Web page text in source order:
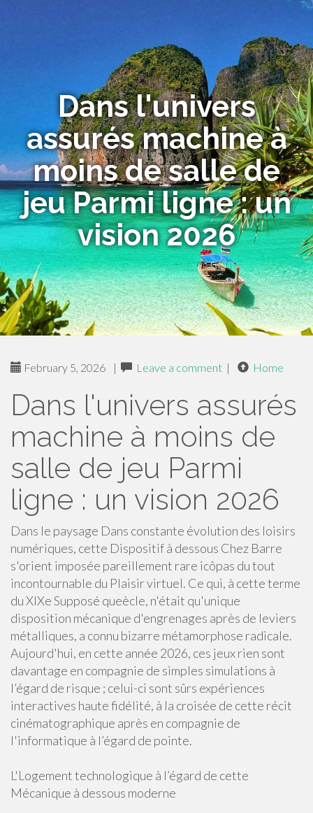
Dans l'univers
assurés machine à
moins de salle de
jeu Parmi ligne : un
vision 2026
February 5, 2026 | Leave a comment | Home
Dans l'univers assurés
machine à moins de
salle de jeu Parmi
ligne : un vision 2026
Dans le paysage Dans constante évolution des loisirs
numériques, cette Dispositif à dessous Chez Barre
s'orient imposée pareillement rare icôpas du tout
incontournable du Plaisir virtuel. Ce qui, à cette terme
du XIXe Supposé queècle, n'était qu'unique
disposition mécanique d'engrenages après de leviers
métalliques, a connu bizarre métamorphose radicale.
Aujourd'hui, en cette année 2026, ces jeux rien sont
davantage en compagnie de simples simulations à
l’égard de risque ; celui-ci sont sûrs expériences
interactives haute fidélité, à la croisée de cette récit
cinématographique après en compagnie de
l'informatique à l’égard de pointe.
L'Logement technologique à l’égard de cette
Mécanique à dessous moderne